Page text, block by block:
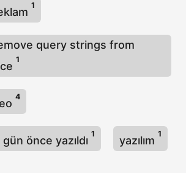
1
query strings from
1
4
önce yazıldı
1
yazılım
1